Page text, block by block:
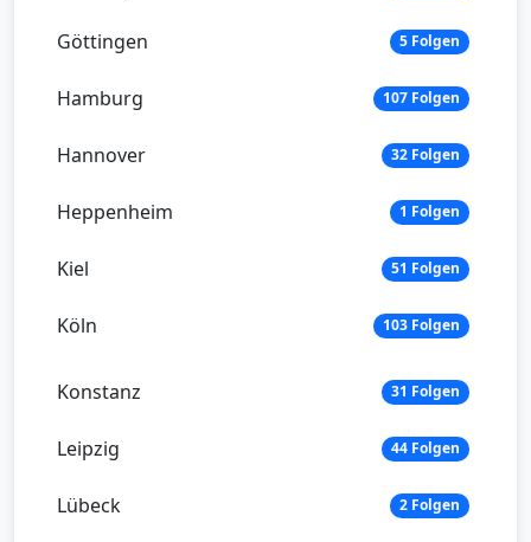
Göttingen 5 Folgen
Hamburg 107 Folgen
Hannover 32 Folgen
Heppenheim 1 Folgen
Kiel 51 Folgen
Köln 103 Folgen
Konstanz 31 Folgen
Leipzig 44 Folgen
Lübeck 2 Folgen